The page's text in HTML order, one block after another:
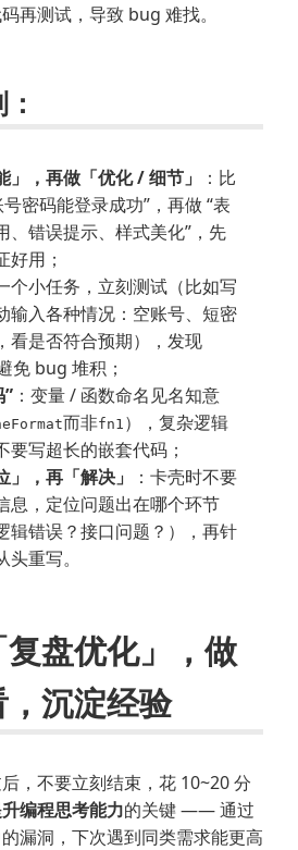
再测试，导致 bug 难找。
」，再做「优化 / 细节」
：比
密码能登录成功”，再做 “表
、错误提示、样式美化”，先
好用；
个小任务，立刻测试（比如写
输入各种情况：空账号、短密
看是否符合预期），发现
免 bug 堆积；
：变量 / 函数命名见名知意
而非fn1 ），复杂逻辑
要写超长的嵌套代码；
，再「解决」
：卡壳时不要
息，定位问题出在哪个环节
辑错误？接口问题？），再针
重写。
盘优化」，做
沉淀经验
，不要立刻结束，花 10~20 分
编程思考能力的关键 —— 通过
漏洞，下次遇到同类需求能更高